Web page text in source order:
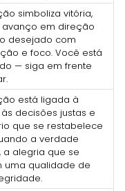
simboliza vitória,
em direção
desejado com
e foco. Você está
— siga em frente
está ligada à
decisões justas e
que se restabelece
a verdade
a alegria que se
uma qualidade de